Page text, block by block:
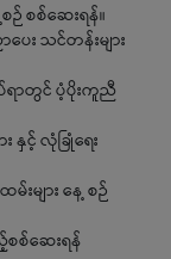
စစ်ဆေးရန်။
ေး သင်တန်းများ
ရာတွင် ပံ့ပိုးကူညီ
း နှင့် လုံခြုံရေး
များ နေ့ စဉ်
စစ်ဆေးရန်